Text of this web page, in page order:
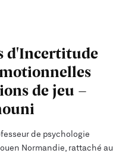
d'Incertitude
de jeu -
de psychologie
Normandie, rattaché au